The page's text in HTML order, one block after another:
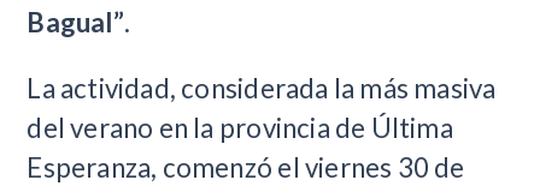
Bagual”.
La actividad, considerada la más masiva
del verano en la provincia de Última
Esperanza, comenzó el viernes 30 de